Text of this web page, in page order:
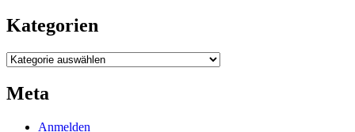
Kategorien
Kategorien
Meta
Anmelden